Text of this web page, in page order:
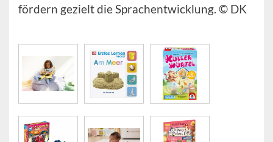
fördern gezielt die Sprachentwicklung. © DK